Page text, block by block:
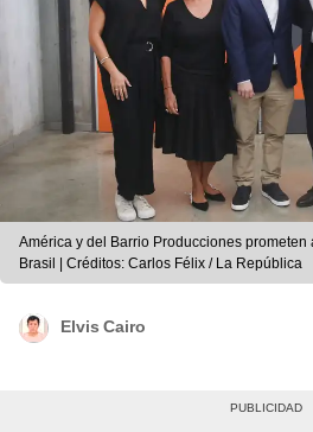
América y del Barrio Producciones prometen
Brasil | Créditos: Carlos Félix / La República
Elvis Cairo